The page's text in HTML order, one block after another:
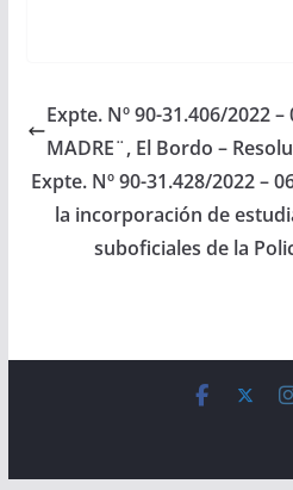
Especialmente aquellas
actividades
organizadas por
intermedio de las
áreas sociales…
Expte. Nº 90-31.406/2022
MADRE¨, El Bordo –
Expte. Nº 90-31.428/2022 –
la incorporación de
suboficiales de la
by